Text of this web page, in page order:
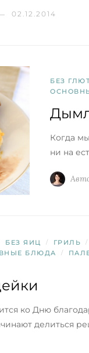
02.12.2014
БЕЗ
Когда
ни на
БЕЗ ЯИЦ / ГРИЛЬ /
БЛЮДА /
ко Дню
делиться